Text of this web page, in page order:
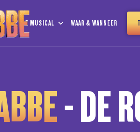
DE MUSICAL WAAR & WANNEER
- DE